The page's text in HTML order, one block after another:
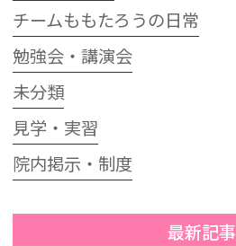
チームももたろうの日常
勉強会・講演会
未分類
見学・実習
院内掲示・制度
最新記事